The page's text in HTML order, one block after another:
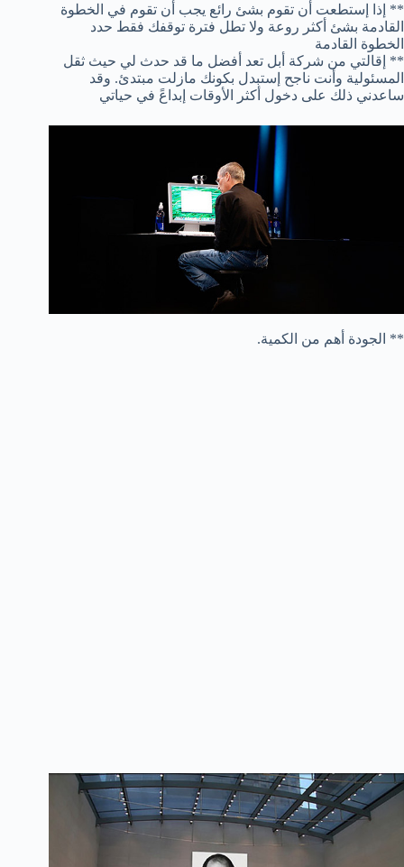
** إذا إستطعت أن تقوم بشئ رائع يجب أن تقوم في الخطوة
القادمة بشئ أكثر روعة ولا تطل فترة توقفك فقط حدد
الخطوة القادمة
** إقالتي من شركة أبل تعد أفضل ما قد حدث لي حيث ثقل
المسئولية وأنت ناجح إستبدل بكونك مازلت مبتدئ. وقد
ساعدني ذلك على دخول أكثر الأوقات إبداعً في حياتي
** الجودة أهم من الكمية.